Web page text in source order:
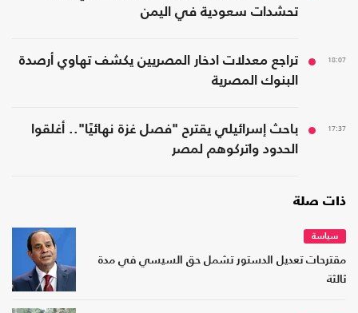
تحشدات سعودية في اليمن
18:07
تراجع معدلات ادخار المصريين يكشف تهاوي أرصدة
البنوك المصرية
17:37
باحث إسرائيلي يقترح "فصل غزة نهائيًا".. أغلقوا
الحدود واتركوهم لمصر
ذات صلة
سياسة
مقترحات تعديل الدستور تشمل حق السيسي في مدة
ثالثة